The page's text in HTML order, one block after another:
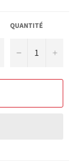
QUANTITÉ
− +